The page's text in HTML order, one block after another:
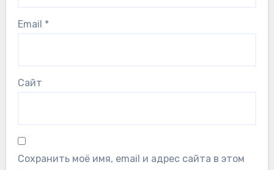
Email *
Сайт
Сохранить моё имя, email и адрес сайта в этом